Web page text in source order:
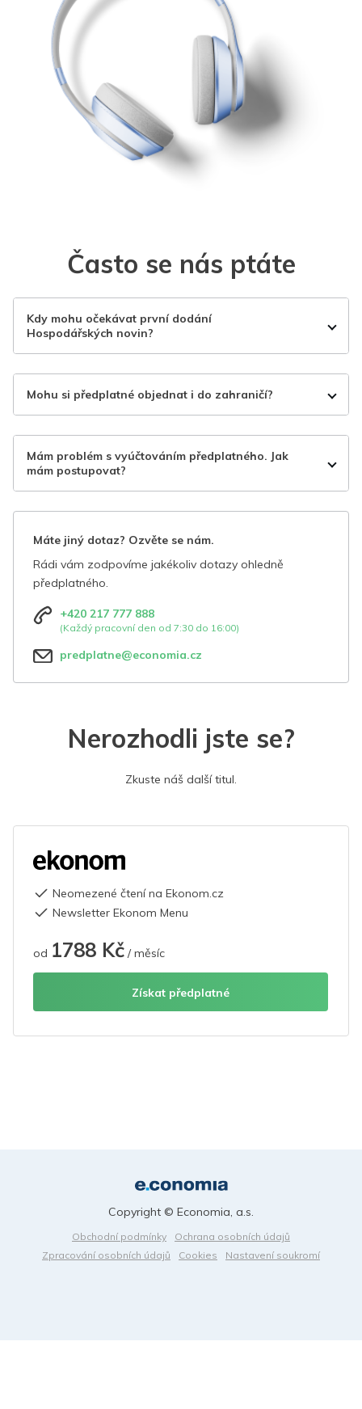
Často se nás ptáte
Kdy mohu očekávat první dodání
Hospodářských novin?
Mohu si předplatné objednat i do zahraničí?
Mám problém s vyúčtováním předplatného. Jak
mám postupovat?
Máte jiný dotaz? Ozvěte se nám.
Rádi vám zodpovíme jakékoliv dotazy ohledně
předplatného.
+420 217 777 888
(Každý pracovní den od 7:30 do 16:00)
predplatne@economia.cz
Nerozhodli jste se?
Zkuste náš další titul.
Neomezené čtení na Ekonom.cz
Newsletter Ekonom Menu
od 1788 Kč / měsíc
Získat předplatné
Obchodní podmínky
Ochrana osobních údajů
Zpracování osobních údajů
Cookies Nastavení soukromí
Copyright © Economia, a.s.